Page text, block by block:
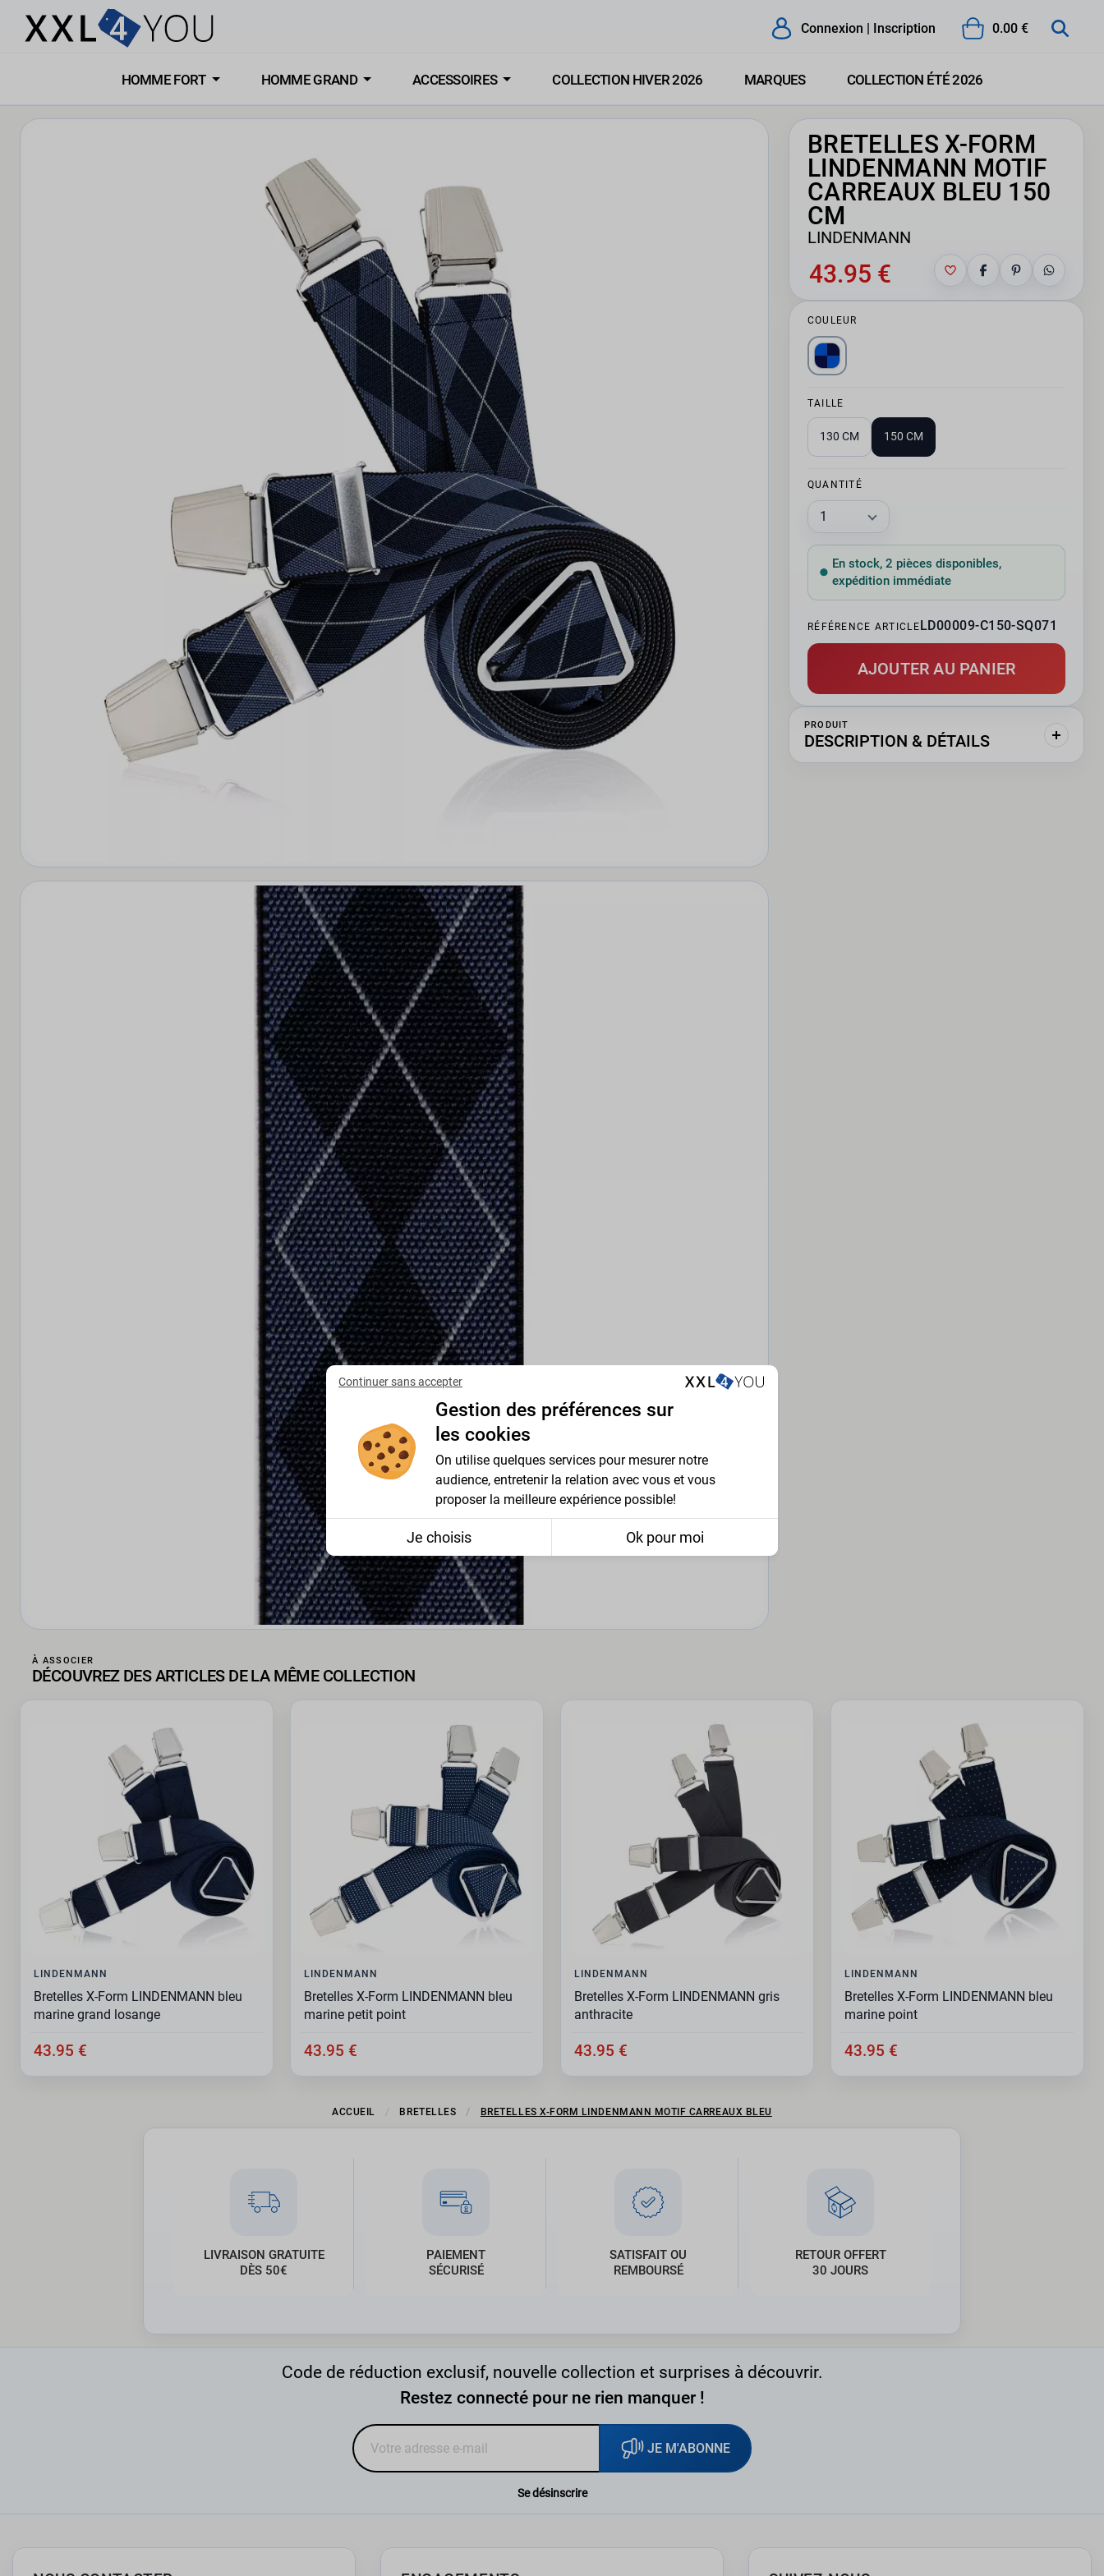
Connexion | Inscription 0.00 €
HOMME FORT HOMME GRAND ACCESSOIRES COLLECTION HIVER 2026 MARQUES COLLECTION ÉTÉ 2026
BRETELLES X-FORM
LINDENMANN MOTIF
CARREAUX BLEU 150
CM
LINDENMANN
43.95 €
COULEUR
TAILLE
130 CM 150 CM
QUANTITÉ
En stock, 2 pièces disponibles,
expédition immédiate
RÉFÉRENCE ARTICLELD00009-C150-SQ071
AJOUTER AU PANIER
PRODUIT
DESCRIPTION & DÉTAILS
À ASSOCIER
DÉCOUVREZ DES ARTICLES DE LA MÊME COLLECTION
LINDENMANN
Bretelles X-Form LINDENMANN bleu
marine grand losange
43.95 €
LINDENMANN
Bretelles X-Form LINDENMANN bleu
marine petit point
43.95 €
LINDENMANN
Bretelles X-Form LINDENMANN gris
anthracite
43.95 €
LINDENMANN
Bretelles X-Form LINDENMANN bleu
marine point
43.95 €
ACCUEIL BRETELLES BRETELLES X-FORM LINDENMANN MOTIF CARREAUX BLEU
LIVRAISON GRATUITE
DÈS 50€
PAIEMENT
SÉCURISÉ
SATISFAIT OU
REMBOURSÉ
RETOUR OFFERT
30 JOURS
Code de réduction exclusif, nouvelle collection et surprises à découvrir.
Restez connecté pour ne rien manquer !
JE M'ABONNE
Se désinscrire
Continuer sans accepter
Gestion des préférences sur
les cookies
On utilise quelques services pour mesurer notre
audience, entretenir la relation avec vous et vous
proposer la meilleure expérience possible!
Je choisis Ok pour moi